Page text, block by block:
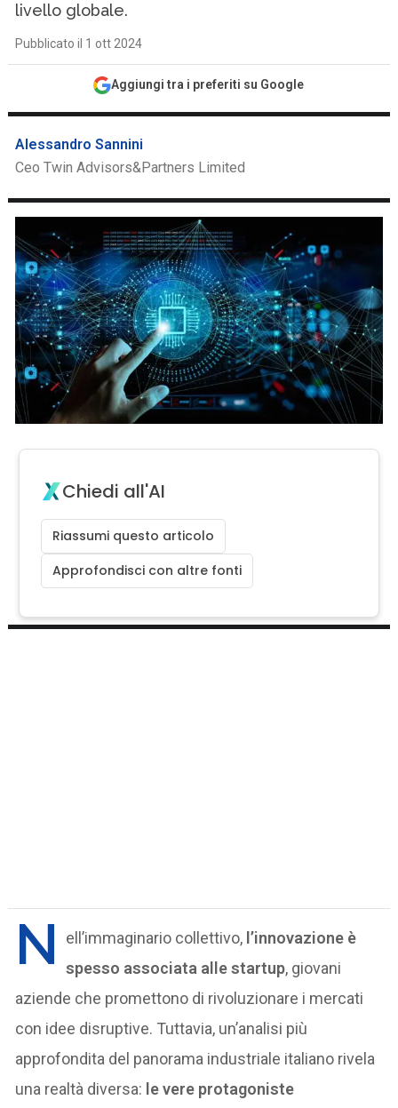
livello globale.
Pubblicato il 1 ott 2024
Aggiungi tra i preferiti su Google
Alessandro Sannini
Ceo Twin Advisors&Partners Limited
Chiedi all'AI
Riassumi questo articolo
Approfondisci con altre fonti
N ell’immaginario collettivo, l’innovazione è
spesso associata alle startup, giovani
aziende che promettono di rivoluzionare i mercati
con idee disruptive. Tuttavia, un’analisi più
approfondita del panorama industriale italiano rivela
una realtà diversa: le vere protagoniste